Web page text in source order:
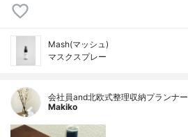
Mash(マッシュ)
マスクスプレー
会社員and北欧式整理収納プランナー
Makiko